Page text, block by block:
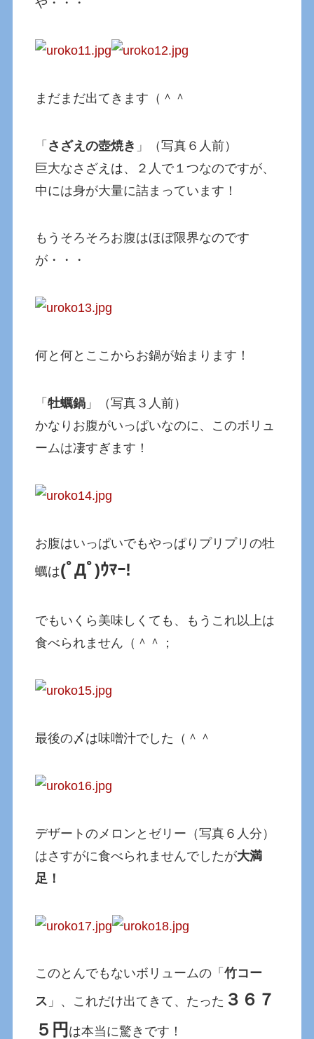
や・・・
まだまだ出てきます（＾＾
「 さざえの壺焼き 」（写真６人前）
巨大なさざえは、２人で１つなのですが、
中には身が大量に詰まっています！
もうそろそろお腹はほぼ限界なのです
が・・・
何と何とここからお鍋が始まります！
「牡蠣鍋 」（写真３人前）
かなりお腹がいっぱいなのに、このボリュ
ームは凄すぎます！
お腹はいっぱいでもやっぱりプリプリの牡
蠣は(ﾟДﾟ)ｳﾏｰ!
でもいくら美味しくても、もうこれ以上は
食べられません（＾＾；
最後の〆は味噌汁でした（＾＾
デザートのメロンとゼリー（写真６人分）
はさすがに食べられませんでしたが大満
足！
このとんでもないボリュームの「竹コー
ス 」、これだけ出てきて、たった ３６７
５円 は本当に驚きです！